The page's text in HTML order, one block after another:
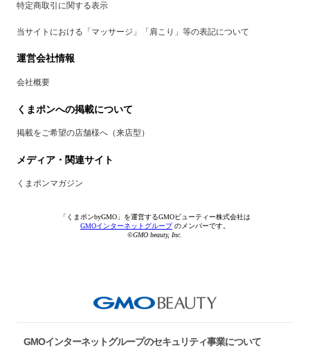
特定商取引に関する表示
当サイトにおける「マッサージ」「肩こり」等の表記について
運営会社情報
会社概要
くまポンへの掲載について
掲載をご希望の店舗様へ（来店型）
メディア・関連サイト
くまポンマガジン
「くまポンbyGMO」を運営するGMOビューティー株式会社は
GMOインターネットグループのメンバーです。
©GMO beauty, Inc.
GMOインターネットグループのセキュリティ事業について